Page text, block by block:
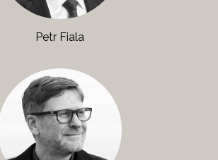
Petr Fiala